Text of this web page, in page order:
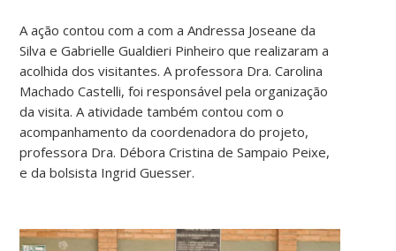
A ação contou com a com a Andressa Joseane da
Silva e Gabrielle Gualdieri Pinheiro que realizaram a
acolhida dos visitantes. A professora Dra. Carolina
Machado Castelli, foi responsável pela organização
da visita. A atividade também contou com o
acompanhamento da coordenadora do projeto,
professora Dra. Débora Cristina de Sampaio Peixe,
e da bolsista Ingrid Guesser.